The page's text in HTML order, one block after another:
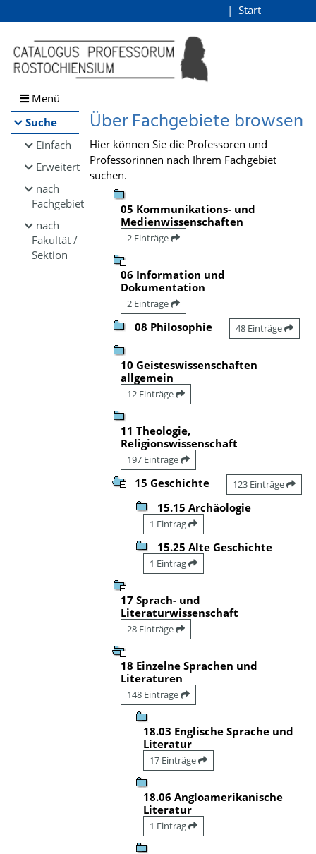
Browsen
direkt zum Inhalt
Start
Menü
Suche
Einfach
Erweitert
nach
Fachgebiet
nach
Fakultät /
Sektion
Über Fachgebiete browsen
Hier können Sie die Professoren und
Professorinnen nach Ihrem Fachgebiet
suchen.
05 Kommunikations- und
Medienwissenschaften
2 Einträge
06 Information und
Dokumentation
2 Einträge
08 Philosophie 48 Einträge
10 Geisteswissenschaften
allgemein
12 Einträge
11 Theologie,
Religionswissenschaft
197 Einträge
15 Geschichte 123 Einträge
15.15 Archäologie
1 Eintrag
15.25 Alte Geschichte
1 Eintrag
17 Sprach- und
Literaturwissenschaft
28 Einträge
18 Einzelne Sprachen und
Literaturen
148 Einträge
18.03 Englische Sprache und
Literatur
17 Einträge
18.06 Angloamerikanische
Literatur
1 Eintrag